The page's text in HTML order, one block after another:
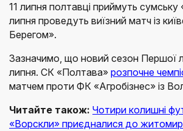
11 липня полтавці приймуть сумську
липня проведуть виїзний матч із
Берегом».
Зазначимо, що новий сезон Першої
липня. СК «Полтава» розпочне
матчем проти ФК «Агробізнес» із
Читайте також: Чотири колишні
«Ворскли» приєдналися до